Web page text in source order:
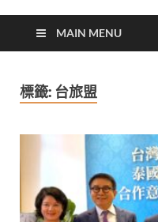
MAIN MENU
標籤: 台旅盟